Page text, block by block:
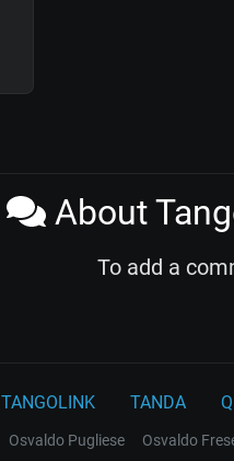
About
To add a
TANGOLINK TANDA
Osvaldo Pugliese Osvaldo